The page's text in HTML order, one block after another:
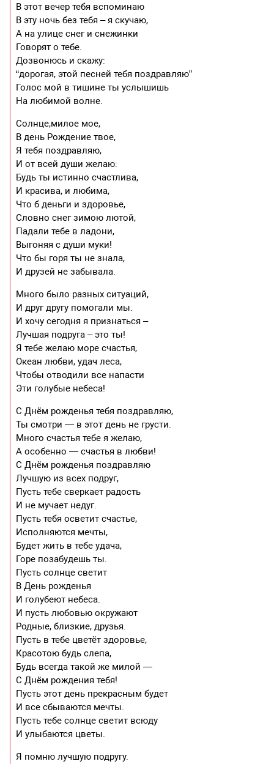
В этот вечер тебя вспоминаю
В эту ночь без тебя – я скучаю,
А на улице снег и снежинки
Говорят о тебе.
Дозвонюсь и скажу:
“дорогая, этой песней тебя поздравляю”
Голос мой в тишине ты услышишь
На любимой волне.
Солнце,милое мое,
В день Рождение твое,
Я тебя поздравляю,
И от всей души желаю:
Будь ты истинно счастлива,
И красива, и любима,
Что б деньги и здоровье,
Словно снег зимою лютой,
Падали тебе в ладони,
Выгоняя с души муки!
Что бы горя ты не знала,
И друзей не забывала.
Много было разных ситуаций,
И друг другу помогали мы.
И хочу сегодня я признаться –
Лучшая подруга – это ты!
Я тебе желаю море счастья,
Океан любви, удач леса,
Чтобы отводили все напасти
Эти голубые небеса!
С Днём рожденья тебя поздравляю,
Ты смотри — в этот день не грусти.
Много счастья тебе я желаю,
А особенно — счастья в любви!
С Днём рожденья поздравляю
Лучшую из всех подруг,
Пусть тебе сверкает радость
И не мучает недуг.
Пусть тебя осветит счастье,
Исполняются мечты,
Будет жить в тебе удача,
Горе позабудешь ты.
Пусть солнце светит
В День рожденья
И голубеют небеса.
И пусть любовью окружают
Родные, близкие, друзья.
Пусть в тебе цветёт здоровье,
Красотою будь слепа,
Будь всегда такой же милой —
С Днём рождения тебя!
Пусть этот день прекрасным будет
И все сбываются мечты.
Пусть тебе солнце светит всюду
И улыбаются цветы.
Я помню лучшую подругу.